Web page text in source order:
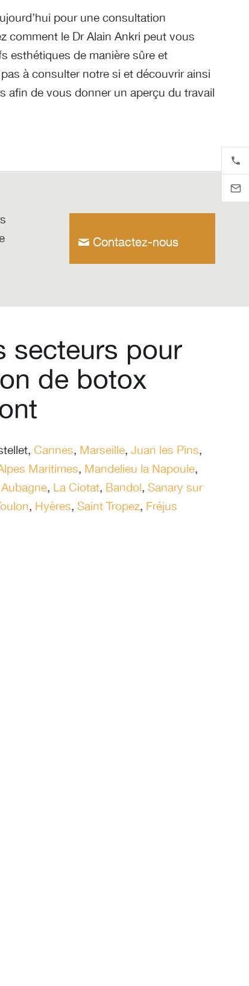
pour une consultation
comment le Dr Alain Ankri peut vous
esthétiques de manière sûre et
à consulter notre si et découvrir ainsi
afin de vous donner un aperçu du travail
Contactez-nous
secteurs pour
de botox
,Cannes, Marseille,Juan les Pins,
Maritimes, Mandelieu la Napoule,
Aubagne, La Ciotat, Bandol,Sanary sur
, Hyères,Saint Tropez, Fréjus